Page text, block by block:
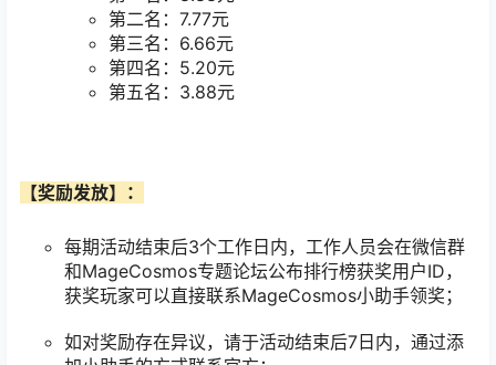
第二名：7.77元
第三名：6.66元
第四名：5.20元
第五名：3.88元
【奖励发放】：
每期活动结束后3个工作日内，工作人员会在微信群
和MageCosmos专题论坛公布排行榜获奖用户ID，
获奖玩家可以直接联系MageCosmos小助手领奖；
如对奖励存在异议，请于活动结束后7日内，通过添